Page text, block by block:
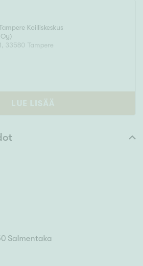
Koilliskeskus
)
, 33580 Tampere
LUE LISÄÄ
Salmentaka